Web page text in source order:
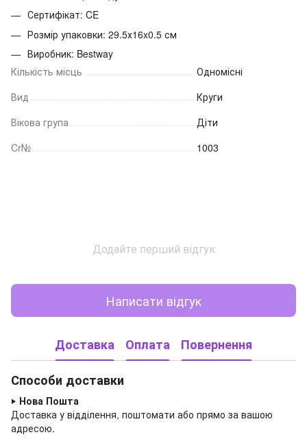
Сертифікат: CE
Розмір упаковки: 29.5х16x0.5 см
Виробник: Bestway
Кількість місць
Одномісні
Вид
Круги
Вікова група
Діти
Cr№
1003
Додайте перший відгук
Написати відгук
Доставка Оплата Повернення
Способи доставки
‣ Нова Пошта
Доставка у відділення, поштомати або прямо за вашою
адресою.